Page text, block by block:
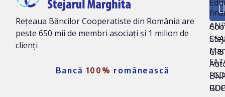
Rețeaua Băncilor Cooperatiste din România are
peste 650 mii de membri asociați și 1 milion de
clienți
Bancă 100% românească